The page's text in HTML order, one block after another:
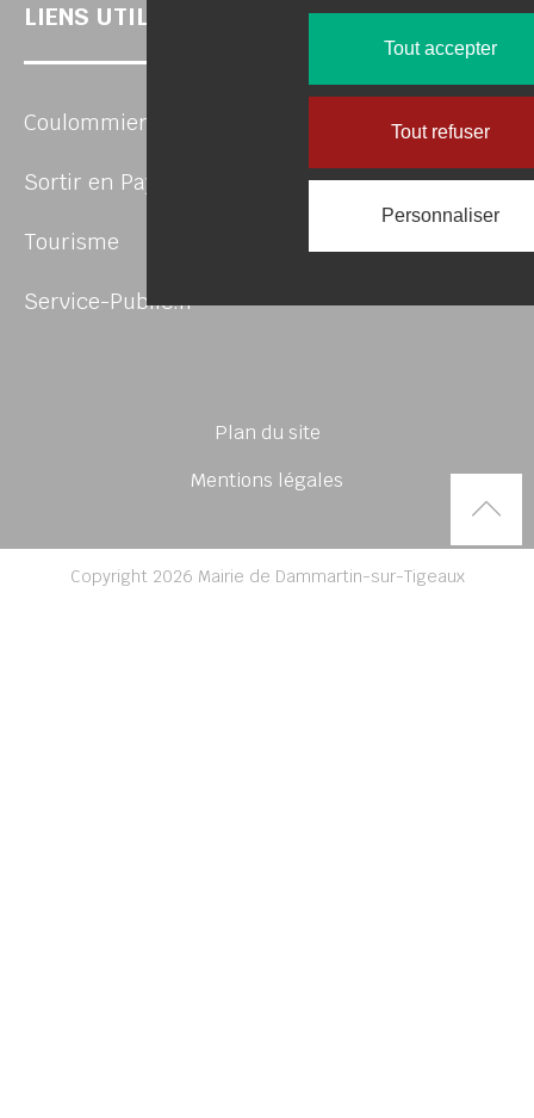
LIENS UTILES
Coulommiers Pays de Brie Agglomération
Sortir en Pays de Brie
Tourisme
Service-Public.fr
Plan du site
Mentions légales
Copyright 2026 Mairie de Dammartin-sur-Tigeaux
Tout accepter
Tout refuser
Personnaliser